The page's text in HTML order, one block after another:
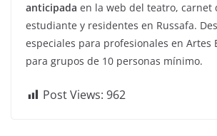
anticipada en la web del teatro, carnet
estudiante y residentes en Russafa.
especiales para profesionales en Artes
para grupos de 10 personas mínimo.
Post Views: 962